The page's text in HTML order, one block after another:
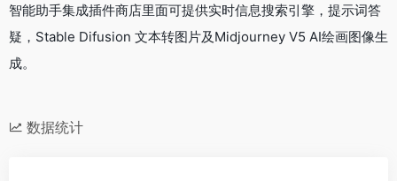
智能助手集成插件商店里面可提供实时信息搜索引擎，提示词答
疑，Stable Difusion 文本转图片及Midjourney V5 AI绘画图像生
成。
数据统计